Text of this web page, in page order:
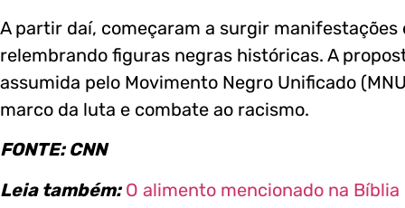
A partir daí, começaram a surgir
relembrando figuras negras históricas. A
assumida pelo Movimento Negro Unificado
marco da luta e combate ao racismo.
FONTE: CNN
Leia também: O alimento mencionado na